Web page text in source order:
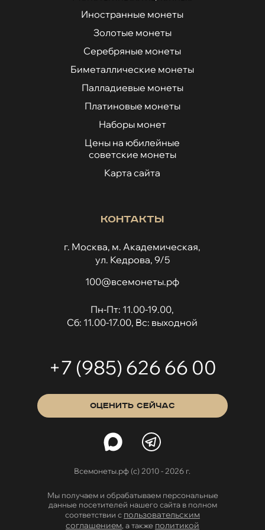
Иностранные монеты
Золотые монеты
Серебряные монеты
Биметаллические монеты
Палладиевые монеты
Платиновые монеты
Наборы монет
Цены на юбилейные
советские монеты
Карта сайта
Контакты
г. Москва, м. Академическая,
ул. Кедрова, 9/5
100@всемонеты.рф
Пн-Пт: 11.00-19.00,
Сб: 11.00-17.00, Вс: выходной
+7 (985) 626 66 00
ОЦЕНИТЬ СЕЙЧАС
Всемонеты.рф (с) 2010 - 2026 г.
Мы получаем и обрабатываем персональные
данные посетителей нашего сайта в полном
соответствии с пользовательским
соглашением, а также политикой